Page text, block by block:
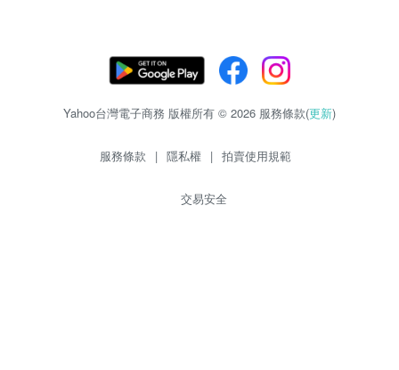
Yahoo台灣電子商務 版權所有 © 2026 服務條款(更新)
服務條款 | 隱私權 | 拍賣使用規範
交易安全